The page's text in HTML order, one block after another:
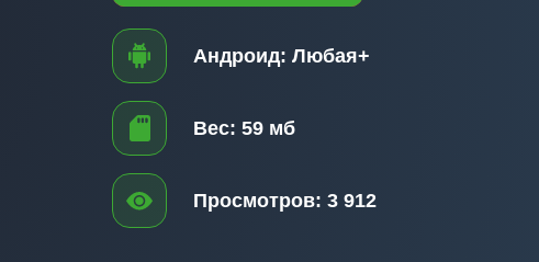
Андроид: Любая+
Вес: 59 мб
Просмотров: 3 912